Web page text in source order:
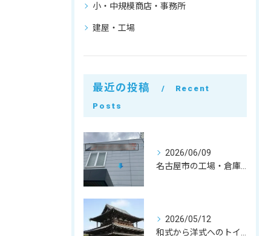
小・中規模商店・事務所
建屋・工場
最近の投稿
Recent
Posts
2026/06/09
2026/05/12